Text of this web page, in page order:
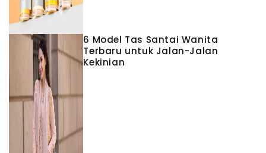
6 Model Tas Santai Wanita
Terbaru untuk Jalan-Jalan
Kekinian